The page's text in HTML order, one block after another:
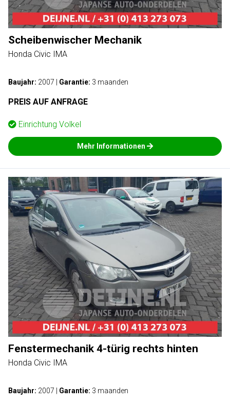
Scheibenwischer Mechanik
Honda Civic IMA
Baujahr: 2007 Garantie: 3 maanden
PREIS AUF ANFRAGE
Einrichtung Volkel
Mehr Informationen
Fenstermechanik 4-türig rechts hinten
Honda Civic IMA
Baujahr: 2007 Garantie: 3 maanden